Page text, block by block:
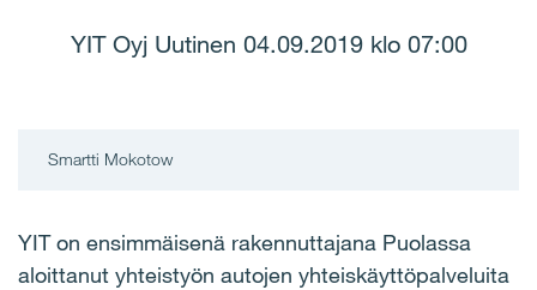
YIT Oyj Uutinen 04.09.2019 klo 07:00
Smartti Mokotow
YIT on ensimmäisenä rakennuttajana Puolassa
aloittanut yhteistyön autojen yhteiskäyttöpalveluita